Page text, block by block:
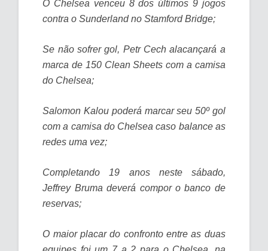
O Chelsea venceu 8 dos últimos 9 jogos
contra o Sunderland no Stamford Bridge;
Se não sofrer gol, Petr Cech alacançará a
marca de 150 Clean Sheets com a camisa
do Chelsea;
Salomon Kalou poderá marcar seu 50º gol
com a camisa do Chelsea caso balance as
redes uma vez;
Completando 19 anos neste sábado,
Jeffrey Bruma deverá compor o banco de
reservas;
O maior placar do confronto entre as duas